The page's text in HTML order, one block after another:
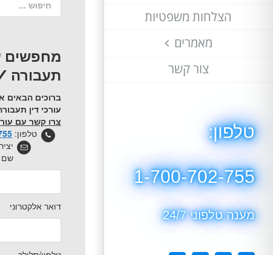
הצלחות משפטיות
מאמרים
צור קשר
טלפון:
1-700-702-755
מענה טלפוני 24/7
מחפשים
תעבורה
ברוכים הבאים
עורכי דין
צרו קשר עם
טלפון:
שם
דואר אלקטרוני